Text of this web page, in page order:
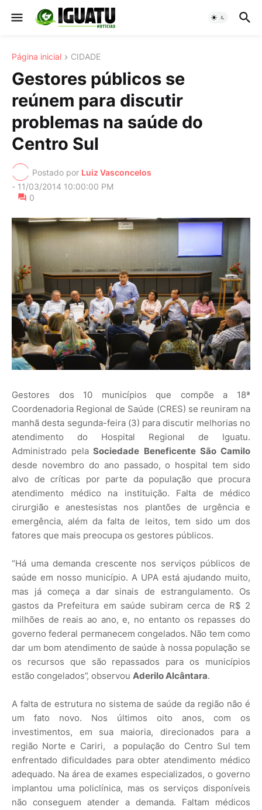
Página inicial CIDADE
Gestores públicos se
reúnem para discutir
problemas na saúde do
Centro Sul
Postado por Luiz Vasconcelos
- 11/03/2014 10:00:00 PM
0
Gestores dos 10 municípios que compõe a 18ª
Coordenadoria Regional de Saúde (CRES) se reuniram na
manhã desta segunda-feira (3) para discutir melhorias no
atendimento do Hospital Regional de Iguatu.
Administrado pela Sociedade Beneficente São Camilo
desde novembro do ano passado, o hospital tem sido
alvo de críticas por parte da população que procura
atendimento médico na instituição. Falta de médico
cirurgião e anestesistas nos plantões de urgência e
emergência, além da falta de leitos, tem sido um dos
fatores que mais preocupa os gestores públicos.
“Há uma demanda crescente nos serviços públicos de
saúde em nosso município. A UPA está ajudando muito,
mas já começa a dar sinais de estrangulamento. Os
gastos da Prefeitura em saúde subiram cerca de R$ 2
milhões de reais ao ano, e, no entanto os repasses do
governo federal permanecem congelados. Não tem como
dar um bom atendimento de saúde à nossa população se
os recursos que são repassados para os municípios
estão congelados”, observou Aderilo Alcântara.
A falta de estrutura no sistema de saúde da região não é
um fato novo. Nos últimos oito anos, com os
investimentos, em sua maioria, direcionados para a
região Norte e Cariri, a população do Centro Sul tem
enfrentado dificuldades para obter atendimento médico
adequado. Na área de exames especializados, o governo
implantou uma policlínica, mas os serviços disponíveis
não conseguem atender a demanda. Faltam médicos